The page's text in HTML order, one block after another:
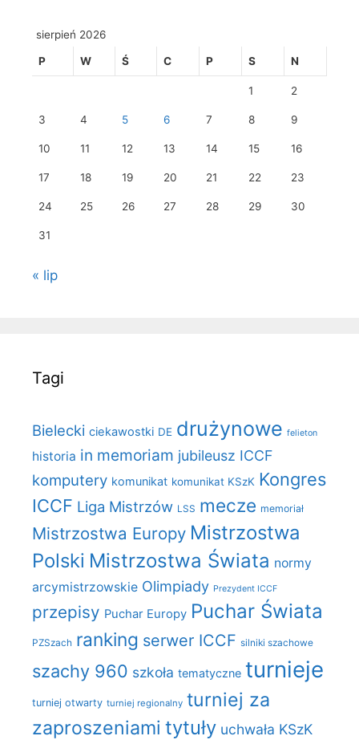
sierpień 2026
P W Ś C P S N
1 2
3 4 5 6 7 8 9
10 11 12 13 14 15 16
17 18 19 20 21 22 23
24 25 26 27 28 29 30
31
« lip
Tagi
Bielecki ciekawostki DE drużynowe felieton
historia in memoriam jubileusz ICCF
komputery komunikat komunikat KSzK Kongres
ICCF Liga Mistrzów LSS mecze memoriał
Mistrzostwa Europy Mistrzostwa
Polski Mistrzostwa Świata normy
arcymistrzowskie Olimpiady Prezydent ICCF
przepisy Puchar Europy Puchar Świata
PZSzach ranking serwer ICCF silniki szachowe
szachy 960 szkoła tematyczne turnieje
turniej otwarty turniej regionalny turniej za
zaproszeniami tytuły uchwała KSzK